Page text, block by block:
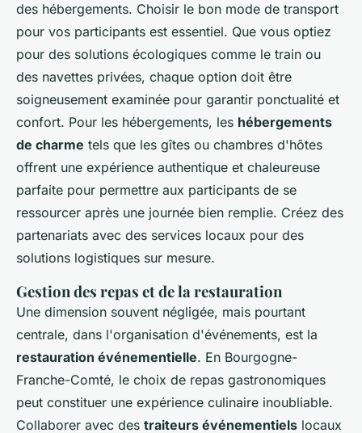
des hébergements. Choisir le bon mode de transport
pour vos participants est essentiel. Que vous optiez
pour des solutions écologiques comme le train ou
des navettes privées, chaque option doit être
soigneusement examinée pour garantir ponctualité et
confort. Pour les hébergements, les hébergements
de charme tels que les gîtes ou chambres d'hôtes
offrent une expérience authentique et chaleureuse
parfaite pour permettre aux participants de se
ressourcer après une journée bien remplie. Créez des
partenariats avec des services locaux pour des
solutions logistiques sur mesure.
Gestion des repas et de la restauration
Une dimension souvent négligée, mais pourtant
centrale, dans l'organisation d'événements, est la
restauration événementielle. En Bourgogne-
Franche-Comté, le choix de repas gastronomiques
peut constituer une expérience culinaire inoubliable.
Collaborer avec des traiteurs événementiels locaux